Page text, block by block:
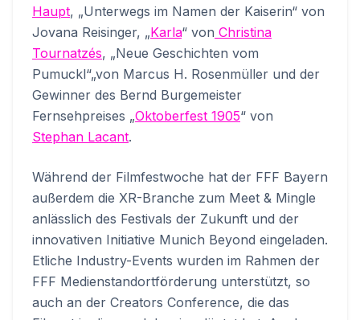
Haupt, „Unterwegs im Namen der Kaiserin“ von
Jovana Reisinger, „Karla“ von Christina
Tournatzés, „Neue Geschichten vom
Pumuckl“„von Marcus H. Rosenmüller und der
Gewinner des Bernd Burgemeister
Fernsehpreises „Oktoberfest 1905“ von
Stephan Lacant.
Während der Filmfestwoche hat der FFF Bayern
außerdem die XR-Branche zum Meet & Mingle
anlässlich des Festivals der Zukunft und der
innovativen Initiative Munich Beyond eingeladen.
Etliche Industry-Events wurden im Rahmen der
FFF Medienstandortförderung unterstützt, so
auch an der Creators Conference, die das